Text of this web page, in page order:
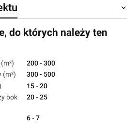
do których należy ten
200 - 300
(m²)
300 - 500
15 - 20
bok
20 - 25
6 - 7